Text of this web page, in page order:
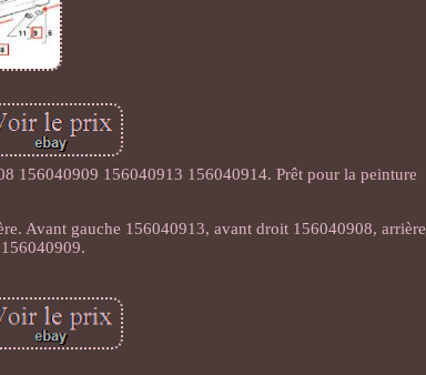
156040909 156040913 156040914. Prêt pour la peinture
Avant gauche 156040913, avant droit 156040908, arrière